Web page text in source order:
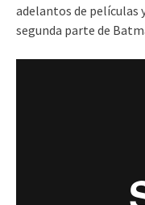
adelantos de películas
segunda parte de